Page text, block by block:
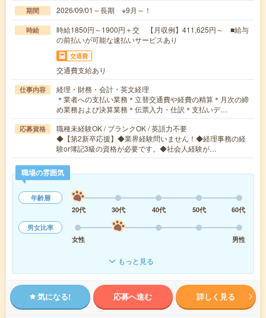
期間 2026/09/01～長期 ※9月～！
時給
時給1850円～1900円＋交 【月収例】411,625円～ ■給与
の前払いが可能な速払いサービスあり
交通費
交通費支給あり
仕事内容
経理・財務・会計・英文経理
＊業者への支払い業務＊立替交通費や経費の精算＊月次の締
め業務および決算業務＊伝票入力・仕訳＊支払いデ…
応募資格
職種未経験OK / ブランクOK / 英語力不要
◆【第2新卒応援】◆業界経験問いません！◆経理事務の経
験or簿記3級の資格が必要です。◆社会人経験が…
職場の雰囲気
年齢層
20代
30代 40代 50代
60代
男女比率
女性
男性
もっと見る
気になる! 応募へ進む 詳しく見る